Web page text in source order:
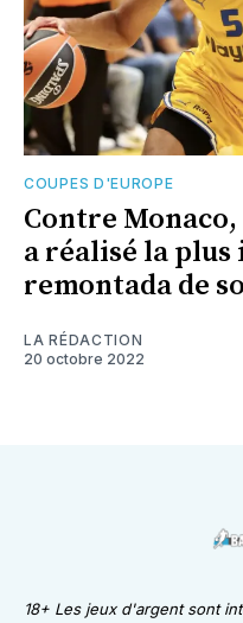
COUPES D'EUROPE
Contre
a réalisé la
remontada de
LA RÉDACTION
20 octobre 2022
18+ Les jeux d'argent sont